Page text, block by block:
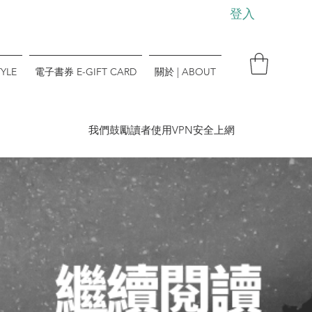
登入
電子書券 E-GIFT CARD 關於 | ABOUT
​我們鼓勵讀者使用VPN安全上網